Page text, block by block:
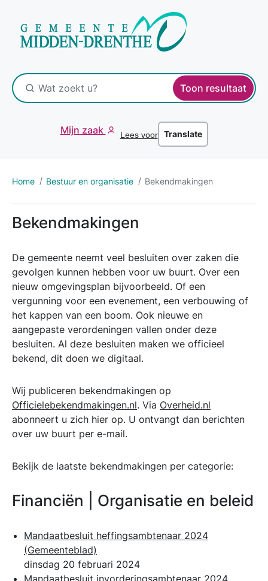
Toon resultaat
Mijn zaak Lees voor Translate
Home Bestuur en organisatie Bekendmakingen
Bekendmakingen
De gemeente neemt veel besluiten over zaken die
gevolgen kunnen hebben voor uw buurt. Over een
nieuw omgevingsplan bijvoorbeeld. Of een
vergunning voor een evenement, een verbouwing of
het kappen van een boom. Ook nieuwe en
aangepaste verordeningen vallen onder deze
besluiten. Al deze besluiten maken we officieel
bekend, dit doen we digitaal.
Wij publiceren bekendmakingen op
Officielebekendmakingen.nl. Via Overheid.nl
abonneert u zich hier op. U ontvangt dan berichten
over uw buurt per e-mail.
Bekijk de laatste bekendmakingen per categorie:
Financiën | Organisatie en beleid
Mandaatbesluit heffingsambtenaar 2024
(Gemeenteblad)
dinsdag 20 februari 2024
Mandaatbesluit invorderingsambtenaar 2024